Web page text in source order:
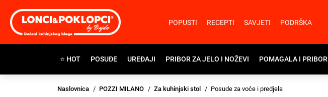
POPUSTI RECEPTI SAVJETI PODRŠKA
⭐ HOT POSUĐE UREĐAJI PRIBOR ZA JELO I NOŽEVI POMAGALA I PRIBOR
Naslovnica POZZI MILANO Za kuhinjski stol Posude za voće i predjela